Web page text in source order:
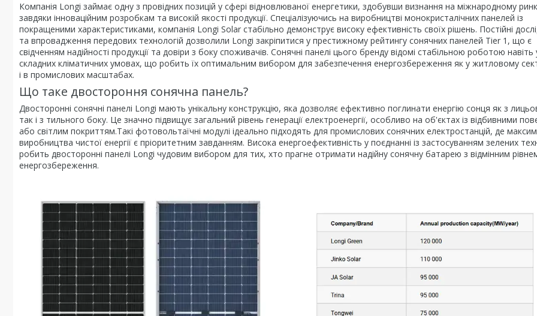
Компанія Longi займає одну з провідних позицій у сфері відновлюваної енергетики, здобувши визнання на міжнародному
завдяки інноваційним розробкам та високій якості продукції. Спеціалізуючись на виробництві монокристалічних панелей із
покращеними характеристиками, компанія Longi Solar стабільно демонструє високу ефективність своїх рішень. Постійні
та впровадження передових технологій дозволили Longi закріпитися у престижному рейтингу сонячних панелей Tier 1, що є
свідченням надійності продукції та довіри з боку споживачів. Сонячні панелі цього бренду відомі стабільною роботою навіть
складних кліматичних умовах, що робить їх оптимальним вибором для забезпечення енергозбереження як у житловому
і в промислових масштабах.
Що таке двостороння сонячна панель?
Двосторонні сонячні панелі Longi мають унікальну конструкцію, яка дозволяє ефективно поглинати енергію сонця як з
так і з тильного боку. Це значно підвищує загальний рівень генерації електроенергії, особливо на об'єктах із відбивними
або світлим покриттям.Такі фотовольтаїчні модулі ідеально підходять для промислових сонячних електростанцій, де
виробництва чистої енергії є пріоритетним завданням. Висока енергоефективність у поєднанні із застосуванням зелених
робить двосторонні панелі Longi чудовим вибором для тих, хто прагне отримати надійну сонячну батарею з відмінним
енергозбереження.